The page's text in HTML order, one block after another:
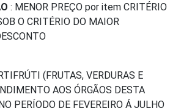
: MENOR PREÇO por item CRITÉRIO
O CRITÉRIO DO MAIOR
(FRUTAS, VERDURAS E
AOS ÓRGÃOS DESTA
PERÍODO DE FEVEREIRO Á JULHO